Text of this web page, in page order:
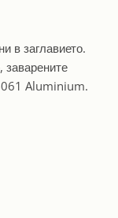
в заглавието.
заварените
Aluminium.